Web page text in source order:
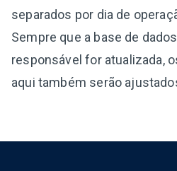
separados por dia de
Sempre que a base de
responsável for atualizada,
aqui também serão